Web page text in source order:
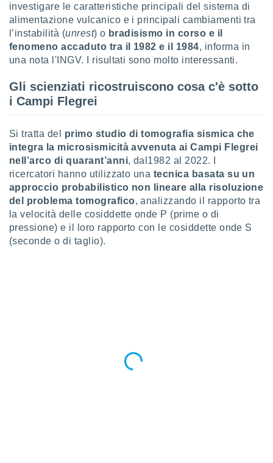
installati
per
nel
il
non
investigare le caratteristiche principali del sistema di
alimentazione vulcanico e i principali cambiamenti tra
l’instabilità (unrest) o bradisismo in corso e il
fenomeno accaduto tra il 1982 e il 1984, informa in
una nota l'INGV. I risultati sono molto interessanti.
Gli scienziati ricostruiscono cosa c'è sotto
i Campi Flegrei
Si tratta del primo studio di tomografia sismica che
integra la microsismicità avvenuta ai Campi Flegrei
nell’arco di quarant’anni, dal1982 al 2022. I
ricercatori hanno utilizzato una tecnica basata su un
approccio probabilistico non lineare alla risoluzione
del problema tomografico, analizzando il rapporto tra
la velocità delle cosiddette onde P (prime o di
pressione) e il loro rapporto con le cosiddette onde S
(seconde o di taglio).